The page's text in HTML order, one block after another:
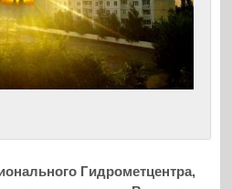
Гидрометцентра,